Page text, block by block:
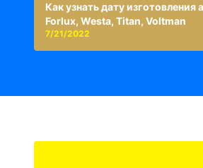
Как узнать дату изготовления
Forlux, Westa, Titan, Voltman
7/21/2022